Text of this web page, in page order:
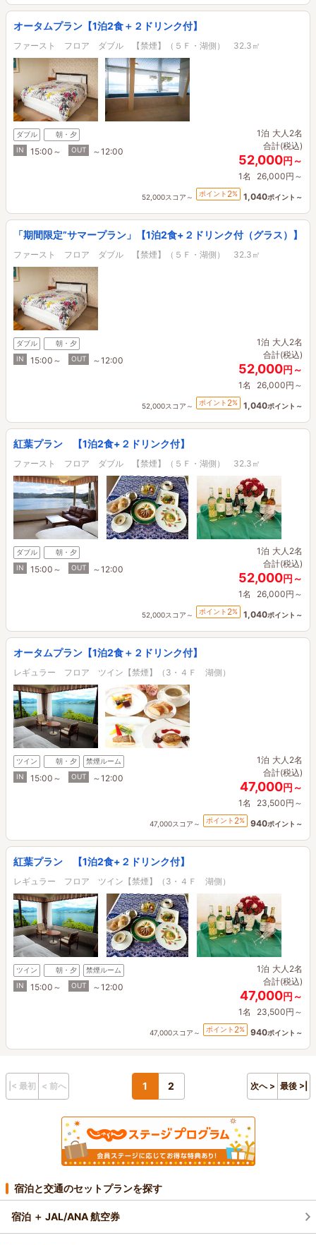
オータムプラン【1泊2食＋２ドリンク付】
ファースト フロア ダブル 【禁煙】（５Ｆ・湖側） 32.3㎡
ダブル
朝・夕
IN
15:00～ OUT ～12:00
1泊 大人2名
合計(税込)
52,000円～
1名 26,000円～
52,000スコア～ ポイント 2% 1,040ポイント～
「期間限定”サマープラン」【1泊2食+２ドリンク付（グラス）】
ファースト フロア ダブル 【禁煙】（５Ｆ・湖側） 32.3㎡
ダブル
朝・夕
IN
15:00～ OUT ～12:00
1泊 大人2名
合計(税込)
52,000円～
1名 26,000円～
52,000スコア～ ポイント 2% 1,040ポイント～
紅葉プラン 【1泊2食+２ドリンク付】
ファースト フロア ダブル 【禁煙】（５Ｆ・湖側） 32.3㎡
ダブル
朝・夕
IN
15:00～ OUT ～12:00
1泊 大人2名
合計(税込)
52,000円～
1名 26,000円～
52,000スコア～ ポイント 2% 1,040ポイント～
オータムプラン【1泊2食＋２ドリンク付】
レギュラー フロア ツイン【禁煙】（3・４Ｆ 湖側）
ツイン 朝・夕
禁煙ルーム
IN
15:00～ OUT ～12:00
1泊 大人2名
合計(税込)
47,000円～
1名 23,500円～
47,000スコア～ ポイント 2% 940ポイント～
紅葉プラン 【1泊2食+２ドリンク付】
レギュラー フロア ツイン【禁煙】（3・４Ｆ 湖側）
ツイン 朝・夕
禁煙ルーム
IN
15:00～ OUT ～12:00
1泊 大人2名
合計(税込)
47,000円～
1名 23,500円～
47,000スコア～ ポイント 2% 940ポイント～
|< 最初 < 前へ 1 2 次へ > 最後 >|
宿泊と交通のセットプランを探す
宿泊 ＋ JAL/ANA 航空券